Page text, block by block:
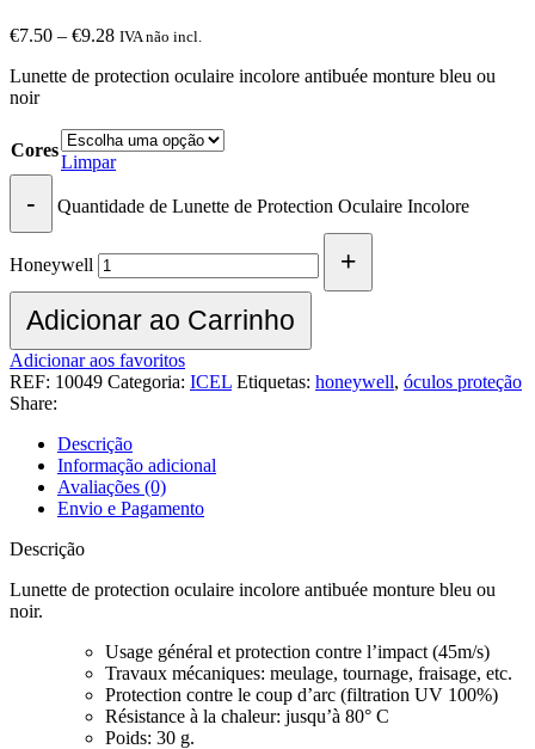
€7.50 – €9.28 IVA não incl.
Lunette de protection oculaire incolore antibuée monture bleu ou
noir
Cores
Limpar
Quantidade de Lunette de Protection Oculaire Incolore
Honeywell
Adicionar ao Carrinho
Adicionar aos favoritos
REF: 10049 Categoria: ICEL Etiquetas: honeywell, óculos proteção
Share:
Descrição
Informação adicional
Avaliações (0)
Envio e Pagamento
Descrição
Lunette de protection oculaire incolore antibuée monture bleu ou
noir.
Usage général et protection contre l’impact (45m/s)
Travaux mécaniques: meulage, tournage, fraisage, etc.
Protection contre le coup d’arc (filtration UV 100%)
Résistance à la chaleur: jusqu’à 80° C
Poids: 30 g.